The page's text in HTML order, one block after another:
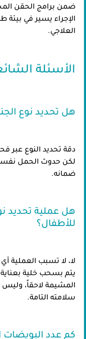
ضمن برامج الحقن
الإجراء يسير في
العلاجي.
الأسئلة
هل تحديد نوع
لكن حدوث الحمل
ضمانه.
هل عملية تحديد
للأطفال؟
يتم بسحب خلية
المشيمة لاحقاً،
سلامته التامة.
كم عدد البويضات